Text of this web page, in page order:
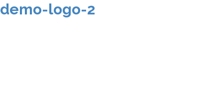
demo-logo-2